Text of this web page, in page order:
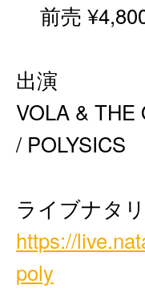
前売
出演
VOLA & THE
/ POLYSICS
ライブナタ
https://
poly